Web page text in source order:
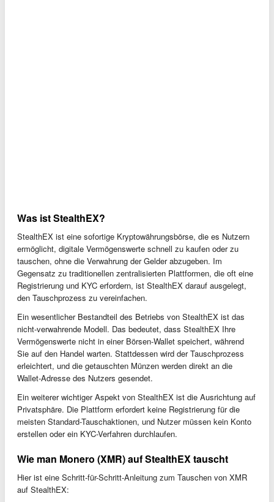
Was ist StealthEX?
StealthEX ist eine sofortige Kryptowährungsbörse, die es Nutzern
ermöglicht, digitale Vermögenswerte schnell zu kaufen oder zu
tauschen, ohne die Verwahrung der Gelder abzugeben. Im
Gegensatz zu traditionellen zentralisierten Plattformen, die oft eine
Registrierung und KYC erfordern, ist StealthEX darauf ausgelegt,
den Tauschprozess zu vereinfachen.
Ein wesentlicher Bestandteil des Betriebs von StealthEX ist das
nicht-verwahrende Modell. Das bedeutet, dass StealthEX Ihre
Vermögenswerte nicht in einer Börsen-Wallet speichert, während
Sie auf den Handel warten. Stattdessen wird der Tauschprozess
erleichtert, und die getauschten Münzen werden direkt an die
Wallet-Adresse des Nutzers gesendet.
Ein weiterer wichtiger Aspekt von StealthEX ist die Ausrichtung auf
Privatsphäre. Die Plattform erfordert keine Registrierung für die
meisten Standard-Tauschaktionen, und Nutzer müssen kein Konto
erstellen oder ein KYC-Verfahren durchlaufen.
Wie man Monero (XMR) auf StealthEX tauscht
Hier ist eine Schritt-für-Schritt-Anleitung zum Tauschen von XMR
auf StealthEX: